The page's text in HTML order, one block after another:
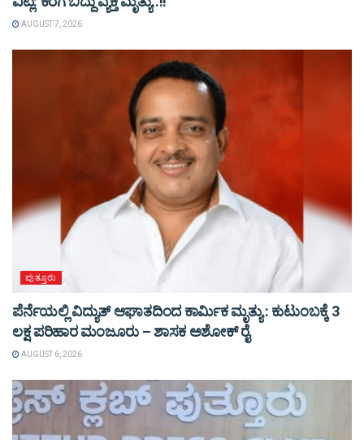
AUGUST 7, 2026
ಪುತ್ತೂರು
ಪೆರ್ನೆಯಲ್ಲಿ ವಿದ್ಯುತ್ ಆಘಾತದಿಂದ ಕಾರ್ಮಿಕ ಮೃತ್ಯು : ಕುಟುಂಬಕ್ಕೆ 3
ಲಕ್ಷ ಪರಿಹಾರ ಮಂಜೂರು – ಶಾಸಕ ಅಶೋಕ್ ರೈ
AUGUST 6, 2026